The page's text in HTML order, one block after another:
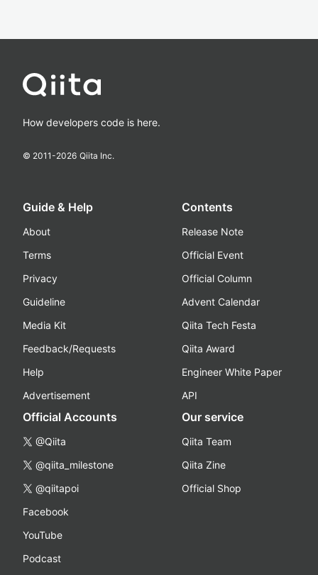
How developers code is here.
© 2011-2026 Qiita Inc.
Guide & Help
About
Terms
Privacy
Guideline
Media Kit
Feedback/Requests
Help
Advertisement
Contents
Release Note
Official Event
Official Column
Advent Calendar
Qiita Tech Festa
Qiita Award
Engineer White Paper
API
Official Accounts
@Qiita
@qiita_milestone
@qiitapoi
Facebook
YouTube
Podcast
Our service
Qiita Team
Qiita Zine
Official Shop